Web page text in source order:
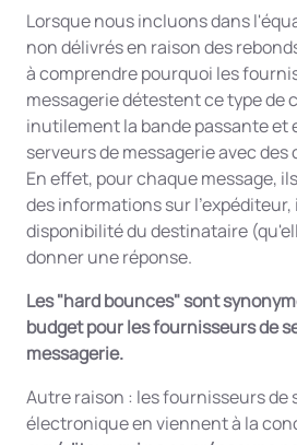
Lorsque nous incluons dans
non délivrés en raison des
à comprendre pourquoi les
messagerie détestent ce type de
inutilement la bande passante et
serveurs de messagerie avec
En effet, pour chaque message,
des informations sur
disponibilité du destinataire
donner une réponse.
Les "hard bounces" sont
budget pour les fournisseurs de
messagerie.
Autre raison : les fournisseurs de
électronique en viennent à la